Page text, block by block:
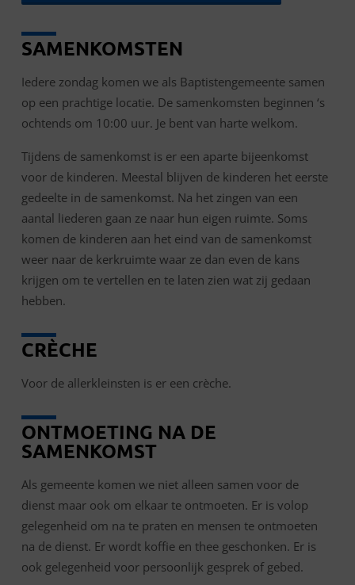
SAMENKOMSTEN
Iedere zondag komen we als Baptistengemeente samen
op een prachtige locatie. De samenkomsten beginnen ‘s
ochtends om 10:00 uur. Je bent van harte welkom.
Tijdens de samenkomst is er een aparte bijeenkomst
voor de kinderen. Meestal blijven de kinderen het eerste
gedeelte in de samenkomst. Na het zingen van een
aantal liederen gaan ze naar hun eigen ruimte. Soms
komen de kinderen aan het eind van de samenkomst
weer naar de kerkruimte waar ze dan even de kans
krijgen om te vertellen en te laten zien wat zij gedaan
hebben.
CRÈCHE
Voor de allerkleinsten is er een crèche.
ONTMOETING NA DE
SAMENKOMST
Als gemeente komen we niet alleen samen voor de
dienst maar ook om elkaar te ontmoeten. Er is volop
gelegenheid om na te praten en mensen te ontmoeten
na de dienst. Er wordt koffie en thee geschonken. Er is
ook gelegenheid voor persoonlijk gesprek of gebed.